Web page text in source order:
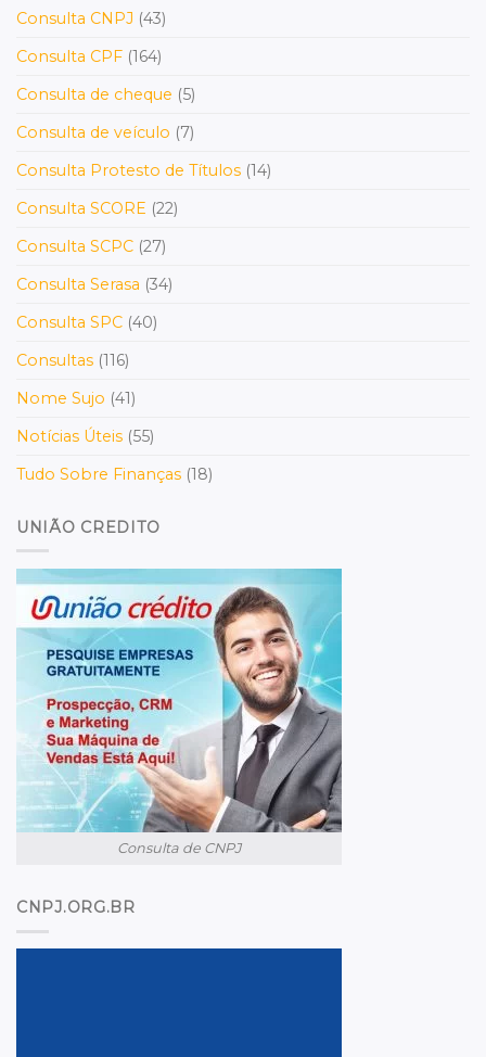
Consulta CNPJ (43)
Consulta CPF (164)
Consulta de cheque (5)
Consulta de veículo (7)
Consulta Protesto de Títulos (14)
Consulta SCORE (22)
Consulta SCPC (27)
Consulta Serasa (34)
Consulta SPC (40)
Consultas (116)
Nome Sujo (41)
Notícias Úteis (55)
Tudo Sobre Finanças (18)
UNIÃO CREDITO
Consulta de CNPJ
CNPJ.ORG.BR